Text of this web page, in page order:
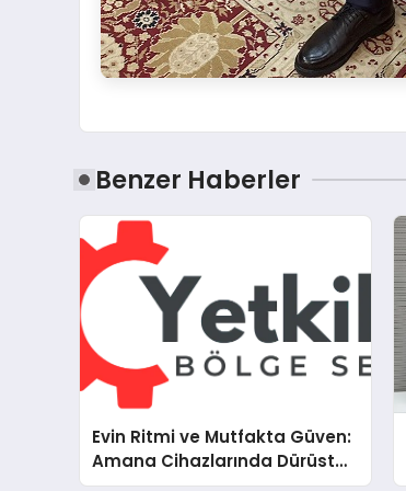
Benzer Haberler
Evin Ritmi ve Mutfakta Güven:
Amana Cihazlarında Dürüst
Teknik Destek Deneyimi